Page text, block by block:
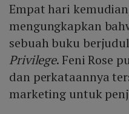
Empat hari
mengungkapkan
sebuah buku berjudul
Privilege. Feni Rose
dan perkataannya
marketing untuk